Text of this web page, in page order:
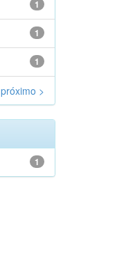
1
1
1
próximo >
1